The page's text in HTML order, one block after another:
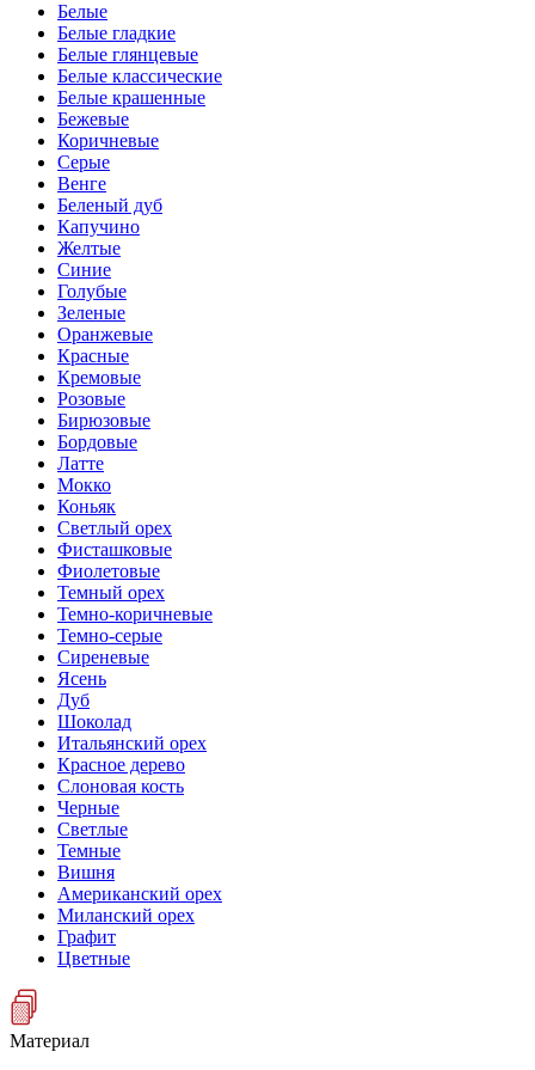
Белые
Белые гладкие
Белые глянцевые
Белые классические
Белые крашенные
Бежевые
Коричневые
Серые
Венге
Беленый дуб
Капучино
Желтые
Синие
Голубые
Зеленые
Оранжевые
Красные
Кремовые
Розовые
Бирюзовые
Бордовые
Латте
Мокко
Коньяк
Светлый орех
Фисташковые
Фиолетовые
Темный орех
Темно-коричневые
Темно-серые
Сиреневые
Ясень
Дуб
Шоколад
Итальянский орех
Красное дерево
Слоновая кость
Черные
Светлые
Темные
Вишня
Американский орех
Миланский орех
Графит
Цветные
Материал